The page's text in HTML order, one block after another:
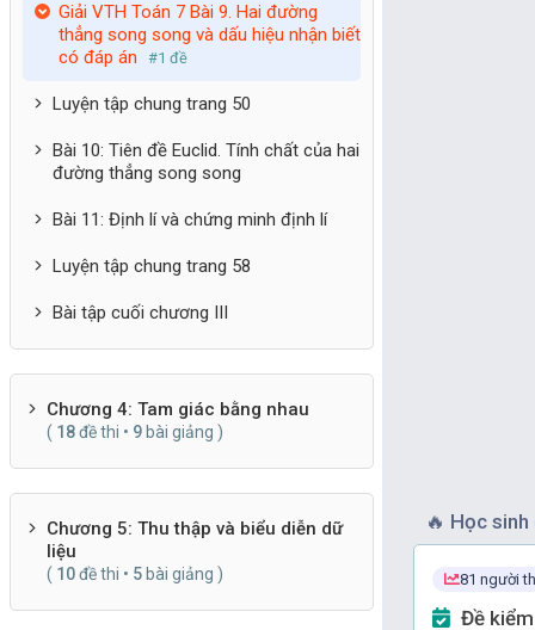
Giải VTH Toán 7 Bài 9. Hai đường
thẳng song song và dấu hiệu nhận biết
có đáp án
#1 đề
Luyện tập chung trang 50
Bài 10: Tiên đề Euclid. Tính chất của hai
đường thẳng song song
Bài 11: Định lí và chứng minh định lí
Luyện tập chung trang 58
Bài tập cuối chương III
Chương 4: Tam giác bằng nhau
( 18đề thi • 9bài giảng )
Chương 5: Thu thập và biểu diễn dữ
liệu
( 10đề thi • 5bài giảng )
🔥 Học sinh
81 người